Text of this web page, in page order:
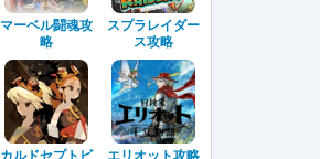
マーベル闘魂攻
略
スプラレイダー
ス攻略
カルドセプトビ
エリオット攻略